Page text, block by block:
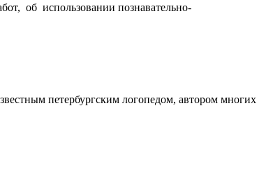
об использовании познавательно-
петербургским логопедом, автором многих